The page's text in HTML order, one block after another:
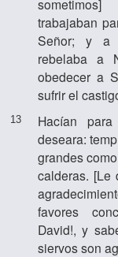
trabajaban
Señor; y a
rebelaba a
obedecer a
sufrir el
13
Hacían
deseara:
grandes
calderas. [Le
favores
David!, y
siervos son